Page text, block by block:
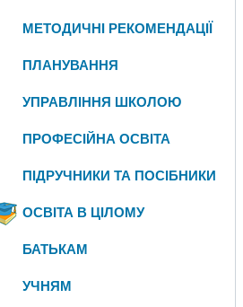
МЕТОДИЧНІ РЕКОМЕНДАЦІЇ
ПЛАНУВАННЯ
УПРАВЛІННЯ ШКОЛОЮ
ПРОФЕСІЙНА ОСВІТА
ПІДРУЧНИКИ ТА ПОСІБНИКИ
ОСВІТА В ЦІЛОМУ
БАТЬКАМ
УЧНЯМ